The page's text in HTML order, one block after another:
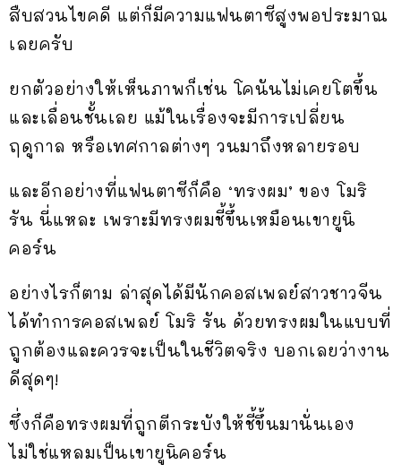
สืบสวนไขคดี แต่ก็มีความแฟนตาซีสูงพอประมาณ
เลยครับ
ยกตัวอย่างให้เห็นภาพก็เช่น โคนันไม่เคยโตขึ้น
และเลื่อนชั้นเลย แม้ในเรื่องจะมีการเปลี่ยน
ฤดูกาล หรือเทศกาลต่างๆ วนมาถึงหลายรอบ
และอีกอย่างที่แฟนตาซีก็คือ ‘ทรงผม’ ของ โมริ
รัน นี่แหละ เพราะมีทรงผมชี้ขึ้นเหมือนเขายูนิ
คอร์น
อย่างไรก็ตาม ล่าสุดได้มีนักคอสเพลย์สาวชาวจีน
ได้ทำการคอสเพลย์ โมริ รัน ด้วยทรงผมในแบบที่
ถูกต้องและควรจะเป็นในชีวิตจริง บอกเลยว่างาน
ดีสุดๆ!
ซึ่งก็คือทรงผมที่ถูกตีกระบังให้ชี้ขึ้นมานั่นเอง
ไม่ใช่แหลมเป็นเขายูนิคอร์น